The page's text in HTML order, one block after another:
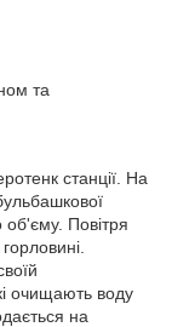
та
станції. На
об'єму. Повітря
очищають воду
на